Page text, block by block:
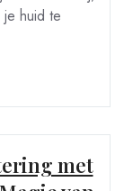
huid te
met